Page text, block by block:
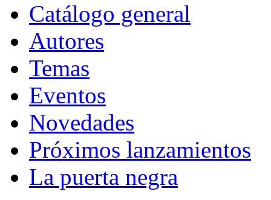
Catálogo general
Autores
Temas
Eventos
Novedades
Próximos lanzamientos
La puerta negra